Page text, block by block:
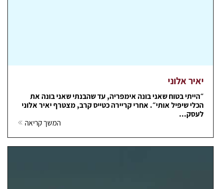
יאיר אלוני
״הייתי בטוח שאני בונה אימפריה, עד שהבנתי שאני בונה את
הכלי שיפיל אותי״. אחרי קריירה כטייס קרב, מצטרף יאיר אלוני
לעסק...
המשך קריאה